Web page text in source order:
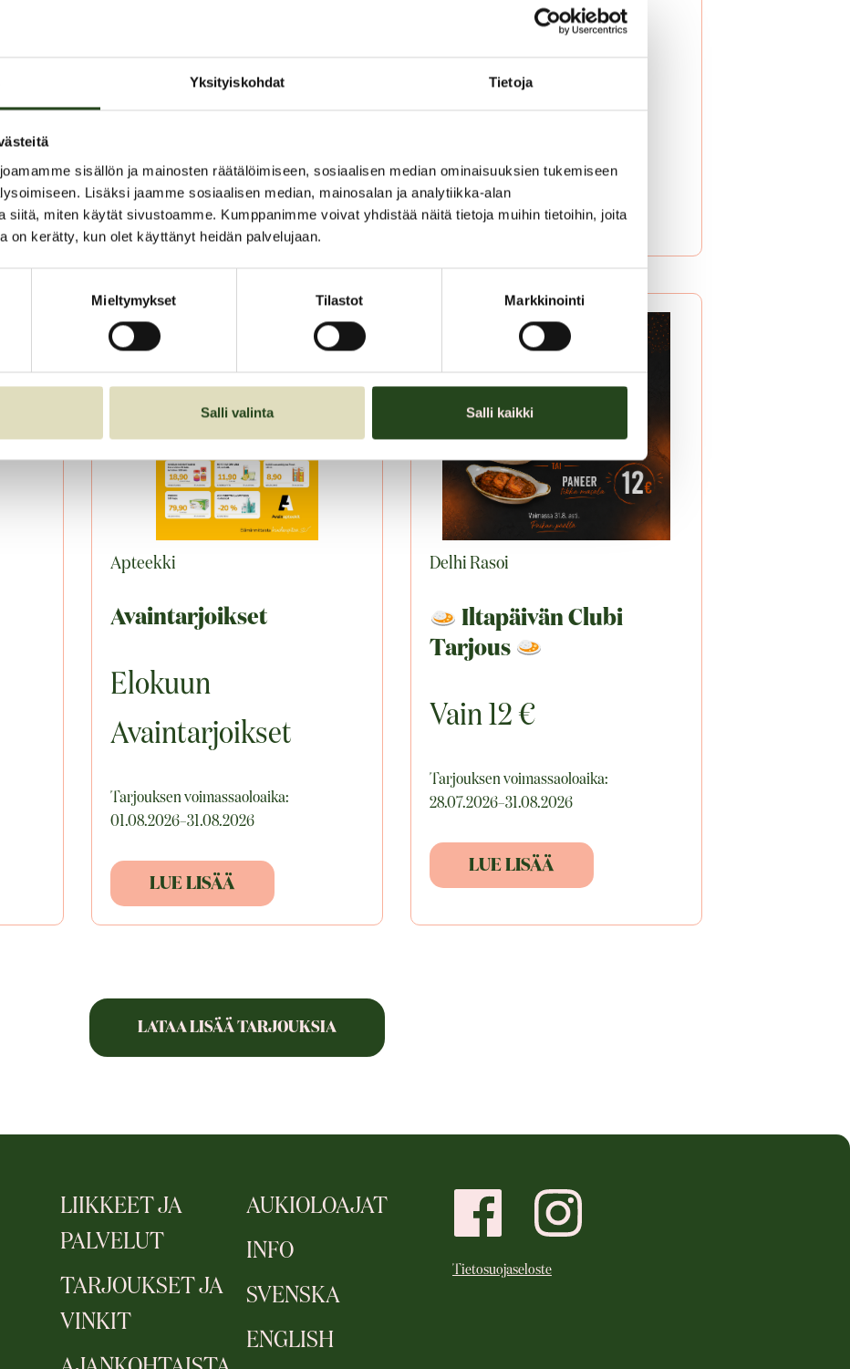
Yksityiskohdat Tietoja
sisällön ja mainosten räätälöimiseen, sosiaalisen median ominaisuuksien tukemiseen
Lisäksi jaamme sosiaalisen median, mainosalan ja analytiikka-alan
siitä, miten käytät sivustoamme. Kumppanimme voivat yhdistää näitä tietoja muihin tietoihin, joita
on kerätty, kun olet käyttänyt heidän palvelujaan.
Mieltymykset Tilastot Markkinointi
Salli valinta Salli kaikki
lahjaksi
LUE LISÄÄ
01.08.2026–31.08.2026
Apteekki
Avaintarjoikset
Elokuun
Avaintarjoikset
Tarjouksen voimassaoloaika:
01.08.2026–31.08.2026
LUE LISÄÄ
Delhi Rasoi
Iltapäivän Clubi
Tarjous
Vain 12 €
Tarjouksen voimassaoloaika:
28.07.2026–31.08.2026
LUE LISÄÄ
LATAA LISÄÄ TARJOUKSIA
LIIKKEET JA
PALVELUT
TARJOUKSET JA
VINKIT
AUKIOLOAJAT
INFO
SVENSKA
ENGLISH
Tietosuojaseloste